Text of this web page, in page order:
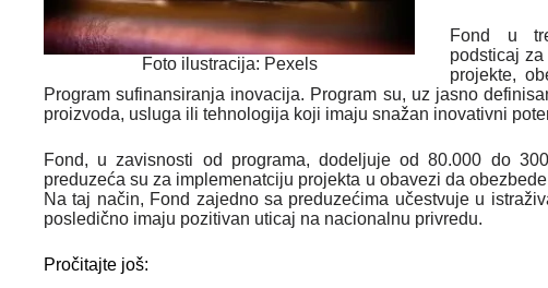
Foto ilustracija: Pexels
Fond u
podsticaj
projekte,
Program sufinansiranja inovacija. Program su, uz jasno
proizvoda, usluga ili tehnologija koji imaju snažan inovativni
Fond, u zavisnosti od programa, dodeljuje od 80.000 do
preduzeća su za implemenatciju projekta u obavezi da
Na taj način, Fond zajedno sa preduzećima učestvuje u
posledično imaju pozitivan uticaj na nacionalnu privredu.
Pročitajte još: